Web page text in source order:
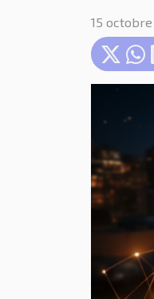
15 octobre